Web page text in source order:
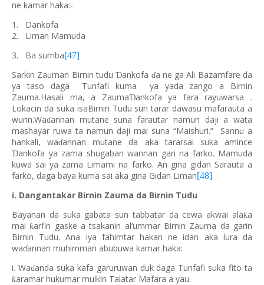
ne kamar haka:-
1.
Dankofa
2.
Liman Mamuda
3.
Ba sumba[47]
Sarkin Zauman Birnin tuduƊankofa ɗa ne ga Ali Bazamfare da
ya taso daga Tunfafi kuma ya yada zango a Birnin
Zauma.Hasali ma, a ZaumaƊankofa ya fara rayuwarsa .
Lokacin da suka isaBirnin Tudu sun tarar dawasu mafarauta a
wurin.Waɗannan mutane suna farautar namun daji a wata
mashayar ruwa ta namun daji mai suna “Maishuri.” Sannu a
hankali, waɗannan mutane da aka tararsai suka amince
Ɗankofa ya zama shugaban wannan gari na farko. Mamuda
kuwa sai ya zama Limami na farko. An gina gidan Sarauta a
farko, daga baya kuma sai aka gina Gidan Liman[48].
i. Dangantakar Birnin Zauma da Birnin Tudu
Bayanan da suka gabata sun tabbatar da cewa akwai alaƙa
maiƙarfin gaske a tsakanin al’ummar Birnin Zauma da garin
Birnin Tudu. Ana iya fahimtar hakan ne idan aka lura da
waɗannan muhimman abubuwa kamar haka:
i. Waɗanda suka kafa garuruwan duk daga Tunfafi suka fito ta
ƙaramar hukumar mulkin Talatar Mafara a yau.